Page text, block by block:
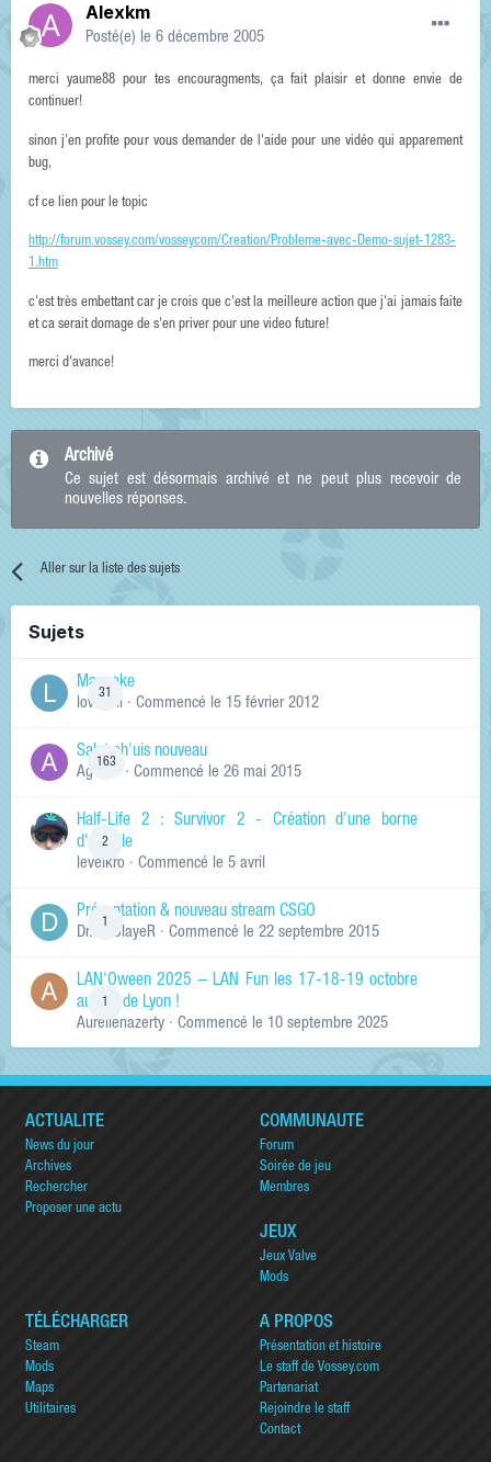
Alexkm
Posté(e) le 6 décembre 2005
merci yaume88 pour tes encouragments, ça fait plaisir et donne envie de
continuer!
sinon j'en profite pour vous demander de l'aide pour une vidéo qui apparement
bug,
cf ce lien pour le topic
http://forum.vossey.com/vosseycom/Creation/Probleme-avec-Demo-sujet-1283-
1.htm
c'est très embettant car je crois que c'est la meilleure action que j'ai jamais faite
et ca serait domage de s'en priver pour une video future!
merci d'avance!
Archivé
Ce sujet est désormais archivé et ne peut plus recevoir de
nouvelles réponses.
Aller sur la liste des sujets
Sujets
31
Manneke
lowskill · Commencé le 15 février 2012
163
Salut ch'uis nouveau
Ag0Nie · Commencé le 26 mai 2015
2
Half-Life 2 : Survivor 2 - Création d'une borne
d'arcade
levelkro · Commencé le 5 avril
Présentation & nouveau stream CSGO
Dr.KinSlayeR · Commencé le 22 septembre 2015
LAN'Oween 2025 – LAN Fun les 17-18-19 octobre
au sud de Lyon !
Aurelienazerty · Commencé le 10 septembre 2025
ACTUALITÉ
News du jour
Archives
Rechercher
Proposer une actu
COMMUNAUTÉ
Forum
Soirée de jeu
Membres
JEUX
Jeux Valve
Mods
TÉLÉCHARGER
Steam
Mods
Maps
Utilitaires
A PROPOS
Présentation et histoire
Le staff de Vossey.com
Partenariat
Rejoindre le staff
Contact